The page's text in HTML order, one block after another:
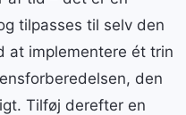
tilpasses til selv den
at implementere ét trin
den
Tilføj derefter en